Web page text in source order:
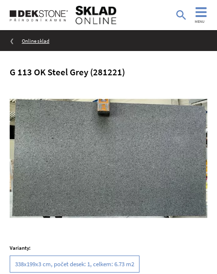
MENU
Online sklad
G 113 OK Steel Grey (281221)
Varianty:
338x199x3 cm, počet desek: 1, celkem: 6.73 m2